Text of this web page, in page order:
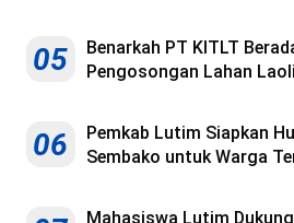
05
Benarkah PT KITLT
Pengosongan Lahan
06
Pemkab Lutim Siapkan
Sembako untuk Warga
Mahasiswa Lutim